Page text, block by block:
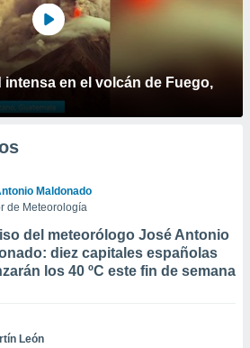
en el volcán de Fuego,
Maldonado
de Meteorología
del meteorólogo José Antonio
diez capitales españolas
los 40 ºC este fin de semana
León